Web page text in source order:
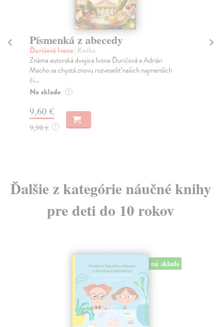
Písmenká z abecedy
Ďuričová Ivona| Kniha
Známa autorská dvojica Ivona Ďuričová a Adrián
Macho sa chystá znovu rozveseliť našich najmenších
či...
Na sklade ?
9,60 €
9,90 € ?
Ďalšie z kategórie náučné knihy
pre deti do 10 rokov
na sklade